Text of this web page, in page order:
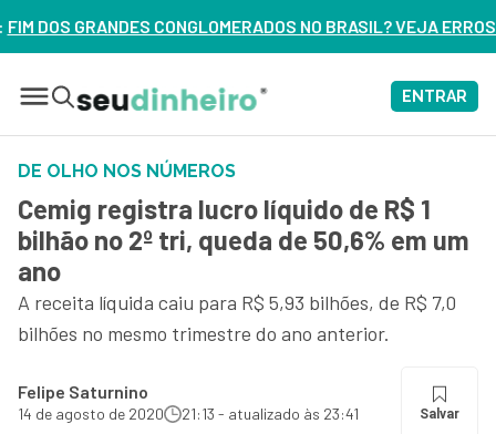
NO BRASIL? VEJA ERROS DE 3 DELES – ASSISTA
ENTRAR
DE OLHO NOS NÚMEROS
Cemig registra lucro líquido de R$ 1
bilhão no 2º tri, queda de 50,6% em um
ano
A receita líquida caiu para R$ 5,93 bilhões, de R$ 7,0
bilhões no mesmo trimestre do ano anterior.
Felipe Saturnino
14 de agosto de 2020 21:13 - atualizado às 23:41 Salvar